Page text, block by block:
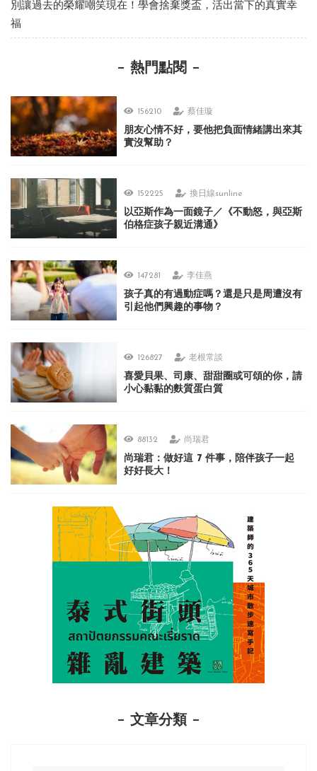
別讓過去的榮耀嘲笑現在！學會捨棄獎盃，活出當下的真實幸
福
熱門點閱
156210 蔡佳璇
朋友心情不好，要他把負面情緒講出來其
實沒幫助？
152225 換日線sunline
以亞斯作為一面鏡子／《不動怒，與亞斯
伯格症孩子親近溝通》
147281 李佳燕
孩子真的有過動症嗎？還是只是周遭沒有
引起他們興趣的事物？
126827 老根常談
喜愛貝果、司康、甜甜圈或可頌的你，請
小心黏黏的麩質蛋白質
88132 尚瑞君
尚瑞君：做好這 7 件事，陪伴孩子一起
好好長大！
文章分類